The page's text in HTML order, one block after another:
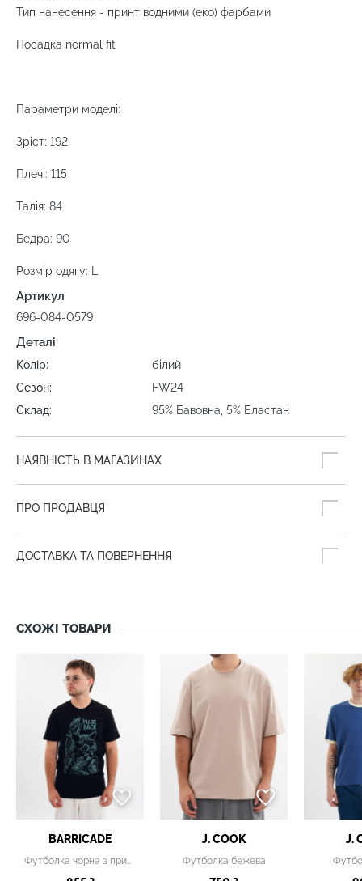
Тип нанесення - принт водними (еко) фарбами
Посадка normal fit
Параметри моделі:
Зріст: 192
Плечі: 115
Талія: 84
Бедра: 90
Розмір одягу: L
Артикул
696-084-0579
Деталі
Колір:
білий
Сезон:
FW24
Склад:
95% Бавовна, 5% Еластан
НАЯВНІСТЬ В МАГАЗИНАХ
ПРО ПРОДАВЦЯ
ДОСТАВКА ТА ПОВЕРНЕННЯ
СХОЖІ ТОВАРИ
BARRICADE
Футболка чорна з принтом
J. COOK
Футболка бежева
J.